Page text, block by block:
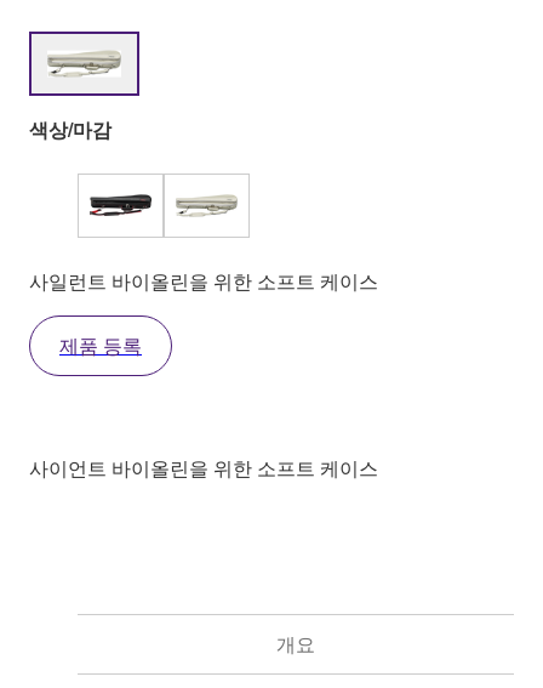
색상/마감
사일런트 바이올린을 위한 소프트 케이스
제품 등록
사이언트 바이올린을 위한 소프트 케이스
개요